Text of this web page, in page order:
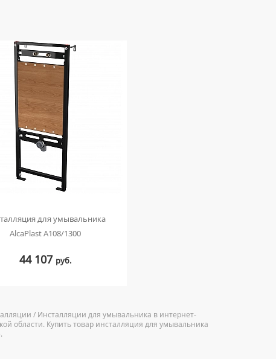
для умывальника
AlcaPlast A108/1300
44 107 руб.
/ Инсталляции для умывальника в интернет-
области. Купить товар инсталляция для умывальника